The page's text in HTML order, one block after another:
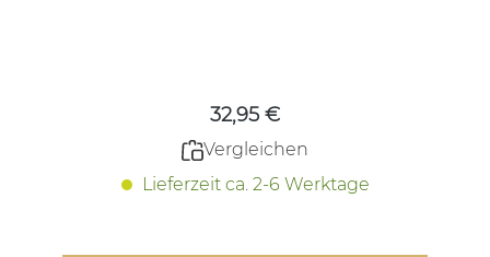
32,95 €
Vergleichen
Lieferzeit ca. 2-6 Werktage